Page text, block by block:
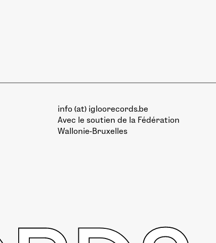
info (at) igloorecords.be
Avec le soutien de la Fédération
Wallonie-Bruxelles